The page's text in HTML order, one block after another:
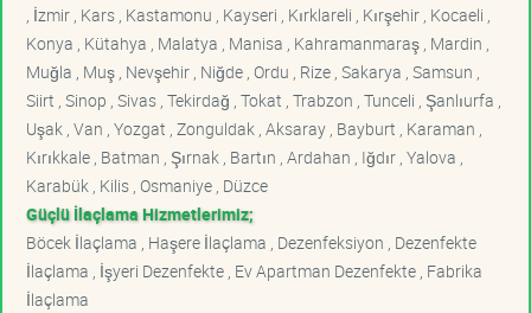
, İzmir , Kars , Kastamonu , Kayseri , Kırklareli , Kırşehir , Kocaeli ,
Konya , Kütahya , Malatya , Manisa , Kahramanmaraş , Mardin ,
Muğla , Muş , Nevşehir , Niğde , Ordu , Rize , Sakarya , Samsun ,
Siirt , Sinop , Sivas , Tekirdağ , Tokat , Trabzon , Tunceli , Şanlıurfa ,
Uşak , Van , Yozgat , Zonguldak , Aksaray , Bayburt , Karaman ,
Kırıkkale , Batman , Şırnak , Bartın , Ardahan , Iğdır , Yalova ,
Karabük , Kilis , Osmaniye , Düzce
Güçlü İlaçlama Hizmetlerimiz;
Böcek İlaçlama , Haşere İlaçlama , Dezenfeksiyon , Dezenfekte
İlaçlama , İşyeri Dezenfekte , Ev Apartman Dezenfekte , Fabrika
İlaçlama